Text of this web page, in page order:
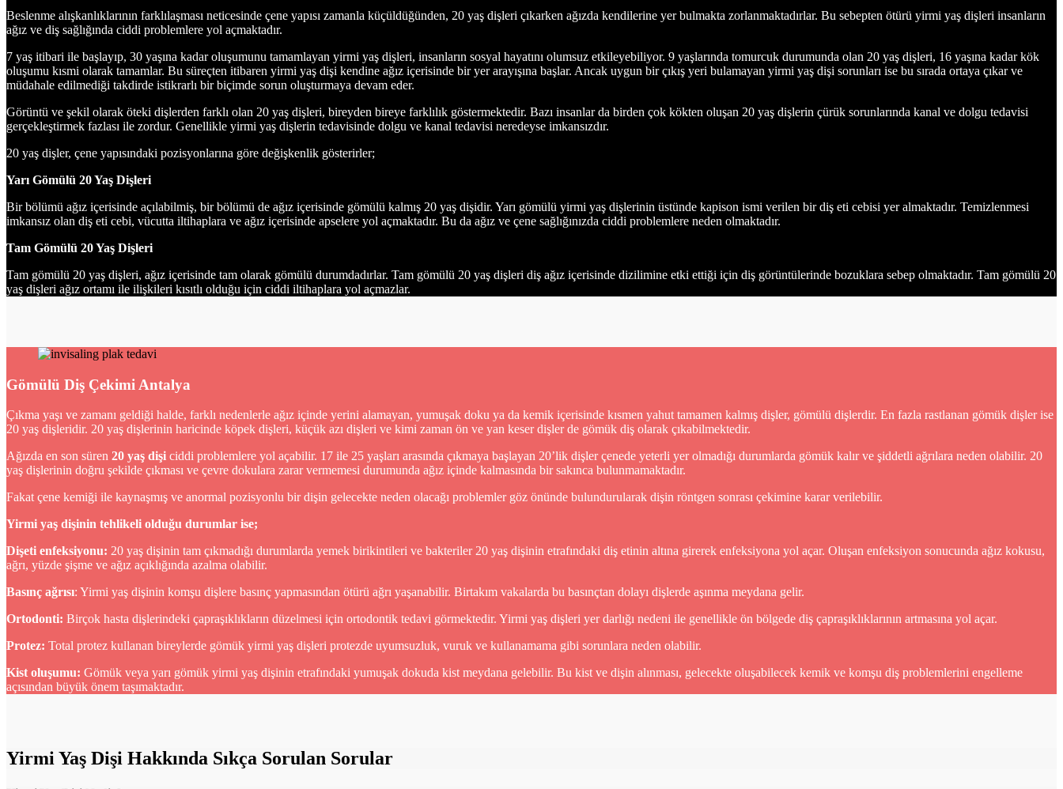
Beslenme alışkanlıklarının farklılaşması neticesinde çene yapısı zamanla küçüldüğünden, 20 yaş dişleri çıkarken ağızda kendilerine yer bulmakta zorlanmaktadırlar. Bu sebepten ötürü yirmi yaş dişleri insanların
ağız ve diş sağlığında ciddi problemlere yol açmaktadır.
7 yaş itibari ile başlayıp, 30 yaşına kadar oluşumunu tamamlayan yirmi yaş dişleri, insanların sosyal hayatını olumsuz etkileyebiliyor. 9 yaşlarında tomurcuk durumunda olan 20 yaş dişleri, 16 yaşına kadar kök
oluşumu kısmi olarak tamamlar. Bu süreçten itibaren yirmi yaş dişi kendine ağız içerisinde bir yer arayışına başlar. Ancak uygun bir çıkış yeri bulamayan yirmi yaş dişi sorunları ise bu sırada ortaya çıkar ve
müdahale edilmediği takdirde istikrarlı bir biçimde sorun oluşturmaya devam eder.
Görüntü ve şekil olarak öteki dişlerden farklı olan 20 yaş dişleri, bireyden bireye farklılık göstermektedir. Bazı insanlar da birden çok kökten oluşan 20 yaş dişlerin çürük sorunlarında kanal ve dolgu tedavisi
gerçekleştirmek fazlası ile zordur. Genellikle yirmi yaş dişlerin tedavisinde dolgu ve kanal tedavisi neredeyse imkansızdır.
20 yaş dişler, çene yapısındaki pozisyonlarına göre değişkenlik gösterirler;
Yarı Gömülü 20 Yaş Dişleri
Bir bölümü ağız içerisinde açılabilmiş, bir bölümü de ağız içerisinde gömülü kalmış 20 yaş dişidir. Yarı gömülü yirmi yaş dişlerinin üstünde kapison ismi verilen bir diş eti cebisi yer almaktadır. Temizlenmesi
imkansız olan diş eti cebi, vücutta iltihaplara ve ağız içerisinde apselere yol açmaktadır. Bu da ağız ve çene sağlığınızda ciddi problemlere neden olmaktadır.
Tam Gömülü 20 Yaş Dişleri
Tam gömülü 20 yaş dişleri, ağız içerisinde tam olarak gömülü durumdadırlar. Tam gömülü 20 yaş dişleri diş ağız içerisinde dizilimine etki ettiği için diş görüntülerinde bozuklara sebep olmaktadır. Tam gömülü 20
yaş dişleri ağız ortamı ile ilişkileri kısıtlı olduğu için ciddi iltihaplara yol açmazlar.
Gömülü Diş Çekimi Antalya
Çıkma yaşı ve zamanı geldiği halde, farklı nedenlerle ağız içinde yerini alamayan, yumuşak doku ya da kemik içerisinde kısmen yahut tamamen kalmış dişler, gömülü dişlerdir. En fazla rastlanan gömük dişler ise
20 yaş dişleridir. 20 yaş dişlerinin haricinde köpek dişleri, küçük azı dişleri ve kimi zaman ön ve yan keser dişler de gömük diş olarak çıkabilmektedir.
Ağızda en son süren 20 yaş dişi ciddi problemlere yol açabilir. 17 ile 25 yaşları arasında çıkmaya başlayan 20’lik dişler çenede yeterli yer olmadığı durumlarda gömük kalır ve şiddetli ağrılara neden olabilir. 20
yaş dişlerinin doğru şekilde çıkması ve çevre dokulara zarar vermemesi durumunda ağız içinde kalmasında bir sakınca bulunmamaktadır.
Fakat çene kemiği ile kaynaşmış ve anormal pozisyonlu bir dişin gelecekte neden olacağı problemler göz önünde bulundurularak dişin röntgen sonrası çekimine karar verilebilir.
Yirmi yaş dişinin tehlikeli olduğu durumlar ise;
Dişeti enfeksiyonu: 20 yaş dişinin tam çıkmadığı durumlarda yemek birikintileri ve bakteriler 20 yaş dişinin etrafındaki diş etinin altına girerek enfeksiyona yol açar. Oluşan enfeksiyon sonucunda ağız kokusu,
ağrı, yüzde şişme ve ağız açıklığında azalma olabilir.
Basınç ağrısı: Yirmi yaş dişinin komşu dişlere basınç yapmasından ötürü ağrı yaşanabilir. Birtakım vakalarda bu basınçtan dolayı dişlerde aşınma meydana gelir.
Ortodonti: Birçok hasta dişlerindeki çapraşıklıkların düzelmesi için ortodontik tedavi görmektedir. Yirmi yaş dişleri yer darlığı nedeni ile genellikle ön bölgede diş çapraşıklıklarının artmasına yol açar.
Protez: Total protez kullanan bireylerde gömük yirmi yaş dişleri protezde uyumsuzluk, vuruk ve kullanamama gibi sorunlara neden olabilir.
Kist oluşumu: Gömük veya yarı gömük yirmi yaş dişinin etrafındaki yumuşak dokuda kist meydana gelebilir. Bu kist ve dişin alınması, gelecekte oluşabilecek kemik ve komşu diş problemlerini engelleme
açısından büyük önem taşımaktadır.
Yirmi Yaş Dişi Hakkında Sıkça Sorulan Sorular